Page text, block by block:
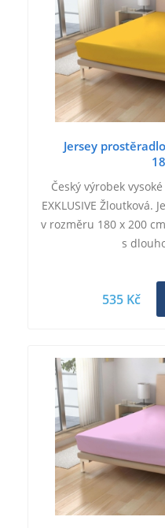
Jersey
Český výrobek
EXKLUSIVE Žloutková.
v rozměru 180 x 200
s
535 Kč